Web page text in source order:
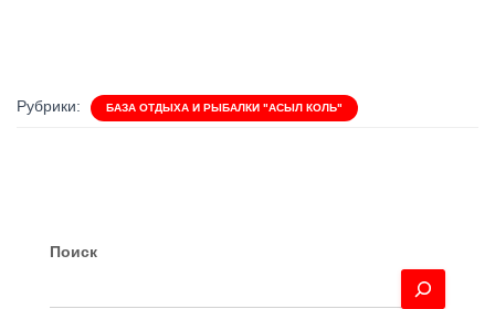
Рубрики: БАЗА ОТДЫХА И РЫБАЛКИ "АСЫЛ КОЛЬ"
Поиск